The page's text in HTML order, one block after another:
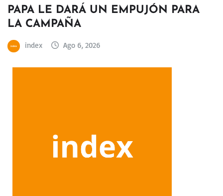
PAPA LE DARÁ UN EMPUJÓN PARA
LA CAMPAÑA
index Ago 6, 2026